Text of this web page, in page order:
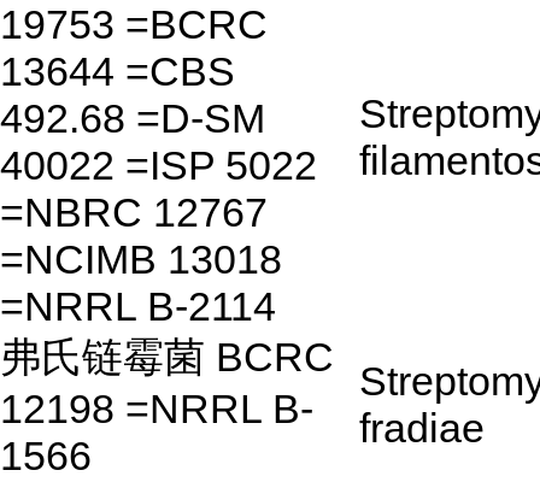
19753 =BCRC
13644 =CBS
492.68 =D-SM
40022 =ISP 5022
=NBRC 12767
=NCIMB 13018
=NRRL B-2114
弗氏链霉菌 BCRC
12198 =NRRL B-
1566
fradiae